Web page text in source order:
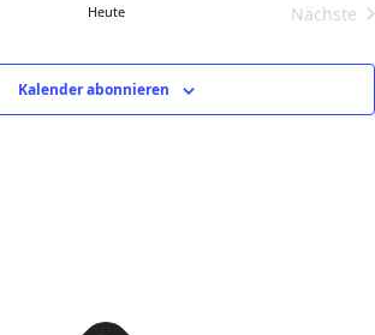
Heute
Nächste
Kalender abonnieren